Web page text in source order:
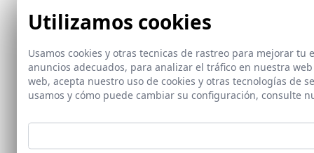
Utilizamos cookies
Usamos cookies y otras tecnicas de rastreo para mejorar
anuncios adecuados, para analizar el tráfico en nuestra
web, acepta nuestro uso de cookies y otras tecnologías de
usamos y cómo puede cambiar su configuración, consulte